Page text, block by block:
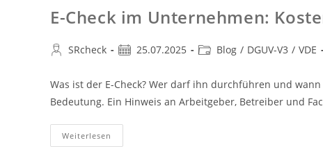
E-Check im Unternehmen:
SRcheck 25.07.2025 Blog / DGUV-V3 / VDE
Was ist der E-Check? Wer darf ihn durchführen und
Bedeutung. Ein Hinweis an Arbeitgeber, Betreiber und
Weiterlesen